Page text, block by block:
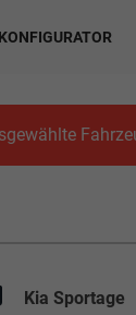
Kia Sportage